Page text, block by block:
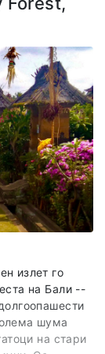
се смета
во неа.
план и
излет го
на Бали --
шума
на стари